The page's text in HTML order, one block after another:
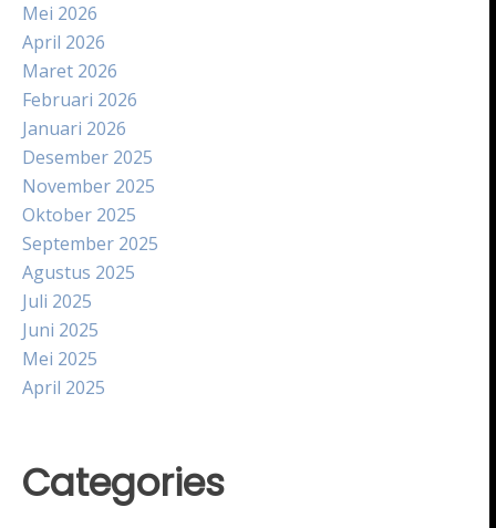
Mei 2026
April 2026
Maret 2026
Februari 2026
Januari 2026
Desember 2025
November 2025
Oktober 2025
September 2025
Agustus 2025
Juli 2025
Juni 2025
Mei 2025
April 2025
Categories